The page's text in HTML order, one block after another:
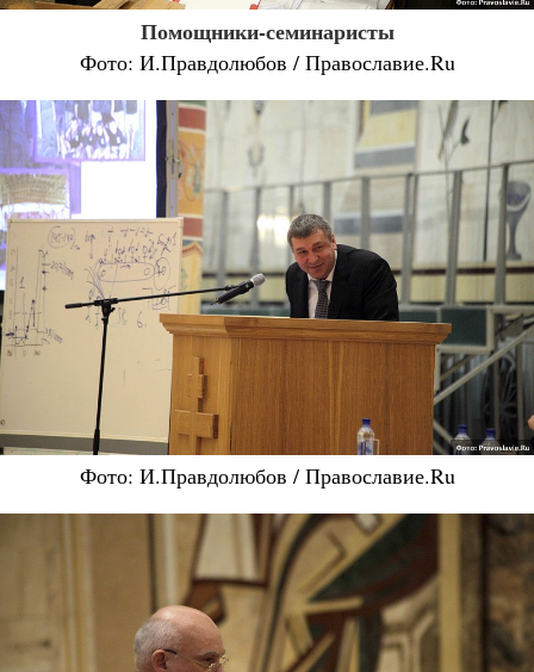
Помощники-семинаристы
Фото: И.Правдолюбов / Православие.Ru
Фото: И.Правдолюбов / Православие.Ru